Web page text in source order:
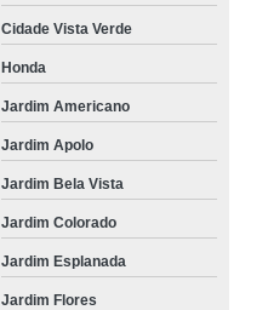
Cidade Vista Verde
Honda
Jardim Americano
Jardim Apolo
Jardim Bela Vista
Jardim Colorado
Jardim Esplanada
Jardim Flores